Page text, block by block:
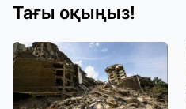
Тағы оқыңыз!